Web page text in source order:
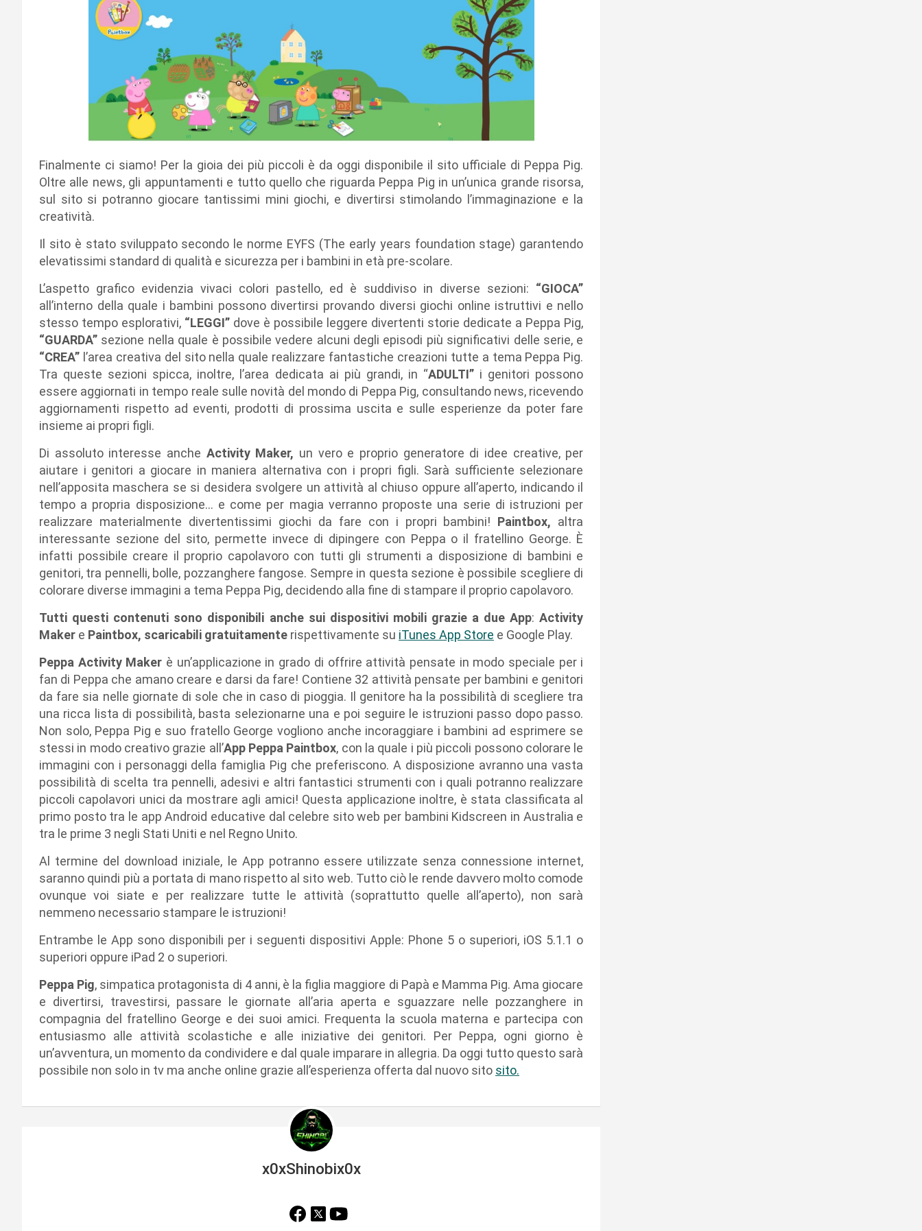
Finalmente ci siamo! Per la gioia dei più piccoli è da oggi disponibile il sito ufficiale di Peppa Pig.
Oltre alle news, gli appuntamenti e tutto quello che riguarda Peppa Pig in un’unica grande risorsa,
sul sito si potranno giocare tantissimi mini giochi, e divertirsi stimolando l’immaginazione e la
creatività.
Il sito è stato sviluppato secondo le norme EYFS (The early years foundation stage) garantendo
elevatissimi standard di qualità e sicurezza per i bambini in età pre-scolare.
L’aspetto grafico evidenzia vivaci colori pastello, ed è suddiviso in diverse sezioni: “GIOCA”
all’interno della quale i bambini possono divertirsi provando diversi giochi online istruttivi e nello
stesso tempo esplorativi, “LEGGI” dove è possibile leggere divertenti storie dedicate a Peppa Pig,
“GUARDA” sezione nella quale è possibile vedere alcuni degli episodi più significativi delle serie, e
“CREA” l’area creativa del sito nella quale realizzare fantastiche creazioni tutte a tema Peppa Pig.
Tra queste sezioni spicca, inoltre, l’area dedicata ai più grandi, in “ADULTI” i genitori possono
essere aggiornati in tempo reale sulle novità del mondo di Peppa Pig, consultando news, ricevendo
aggiornamenti rispetto ad eventi, prodotti di prossima uscita e sulle esperienze da poter fare
insieme ai propri figli.
Di assoluto interesse anche Activity Maker, un vero e proprio generatore di idee creative, per
aiutare i genitori a giocare in maniera alternativa con i propri figli. Sarà sufficiente selezionare
nell’apposita maschera se si desidera svolgere un attività al chiuso oppure all’aperto, indicando il
tempo a propria disposizione… e come per magia verranno proposte una serie di istruzioni per
realizzare materialmente divertentissimi giochi da fare con i propri bambini! Paintbox, altra
interessante sezione del sito, permette invece di dipingere con Peppa o il fratellino George. È
infatti possibile creare il proprio capolavoro con tutti gli strumenti a disposizione di bambini e
genitori, tra pennelli, bolle, pozzanghere fangose. Sempre in questa sezione è possibile scegliere di
colorare diverse immagini a tema Peppa Pig, decidendo alla fine di stampare il proprio capolavoro.
Tutti questi contenuti sono disponibili anche sui dispositivi mobili grazie a due App:Activity
Maker e Paintbox, scaricabili gratuitamente rispettivamente su iTunes App Store e Google Play.
Peppa Activity Maker è un’applicazione in grado di offrire attività pensate in modo speciale per i
fan di Peppa che amano creare e darsi da fare! Contiene 32 attività pensate per bambini e genitori
da fare sia nelle giornate di sole che in caso di pioggia. Il genitore ha la possibilità di scegliere tra
una ricca lista di possibilità, basta selezionarne una e poi seguire le istruzioni passo dopo passo.
Non solo, Peppa Pig e suo fratello George vogliono anche incoraggiare i bambini ad esprimere se
stessi in modo creativo grazie all’App Peppa Paintbox, con la quale i più piccoli possono colorare le
immagini con i personaggi della famiglia Pig che preferiscono. A disposizione avranno una vasta
possibilità di scelta tra pennelli, adesivi e altri fantastici strumenti con i quali potranno realizzare
piccoli capolavori unici da mostrare agli amici! Questa applicazione inoltre, è stata classificata al
primo posto tra le app Android educative dal celebre sito web per bambini Kidscreen in Australia e
tra le prime 3 negli Stati Uniti e nel Regno Unito.
Al termine del download iniziale, le App potranno essere utilizzate senza connessione internet,
saranno quindi più a portata di mano rispetto al sito web. Tutto ciò le rende davvero molto comode
ovunque voi siate e per realizzare tutte le attività (soprattutto quelle all’aperto), non sarà
nemmeno necessario stampare le istruzioni!
Entrambe le App sono disponibili per i seguenti dispositivi Apple: Phone 5 o superiori, iOS 5.1.1 o
superiori oppure iPad 2 o superiori.
Peppa Pig, simpatica protagonista di 4 anni, è la figlia maggiore di Papà e Mamma Pig. Ama giocare
e divertirsi, travestirsi, passare le giornate all’aria aperta e sguazzare nelle pozzanghere in
compagnia del fratellino George e dei suoi amici. Frequenta la scuola materna e partecipa con
entusiasmo alle attività scolastiche e alle iniziative dei genitori. Per Peppa, ogni giorno è
un’avventura, un momento da condividere e dal quale imparare in allegria. Da oggi tutto questo sarà
possibile non solo in tv ma anche online grazie all’esperienza offerta dal nuovo sito sito.
x0xShinobix0x